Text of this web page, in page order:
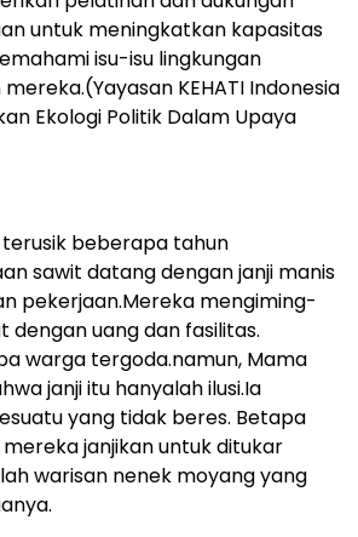
untuk meningkatkan kapasitas
isu-isu lingkungan
KEHATI Indonesia
Ekologi Politik Dalam Upaya
beberapa tahun
sawit datang dengan janji manis
pekerjaan.Mereka mengiming-
dengan uang dan fasilitas.
warga tergoda.namun, Mama
janji itu hanyalah ilusi.Ia
yang tidak beres. Betapa
janjikan untuk ditukar
warisan nenek moyang yang